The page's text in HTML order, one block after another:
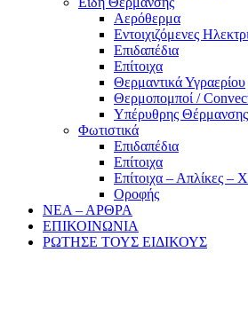
Αερόθερμα
Εντοιχιζόμενες
Επιδαπέδια
Επίτοιχα
Θερμαντικά Υγραερίου
Θερμοπομποί /
Υπέρυθρης Θέρμανσης
Φωτιστικά
Επιδαπέδια
Επίτοιχα
Επίτοιχα – Απλίκες –
Οροφής
ΝΕΑ – ΑΡΘΡΑ
ΕΠΙΚΟΙΝΩΝΙΑ
ΡΩΤΗΣΕ ΤΟΥΣ ΕΙΔΙΚΟΥΣ